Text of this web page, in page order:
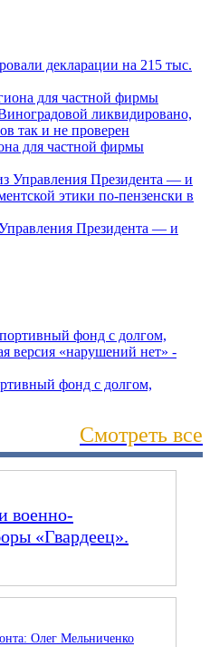
декларации на 215 тыс.
для частной фирмы
Президента — и
фонд с долгом,
Смотреть все
военно-
«Гвардеец».
Олег Мельниченко